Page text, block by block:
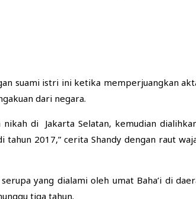
suami istri ini ketika memperjuangkan
dari negara.
di Jakarta Selatan, kemudian
tahun 2017,” cerita Shandy dengan raut
yang dialami oleh umat Baha’i di
tiga tahun.